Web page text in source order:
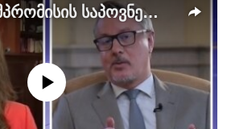
ჰარცელი: კომპრომისის საპოვნელად საჭიროა ყველას გამბედაობა
source currently available